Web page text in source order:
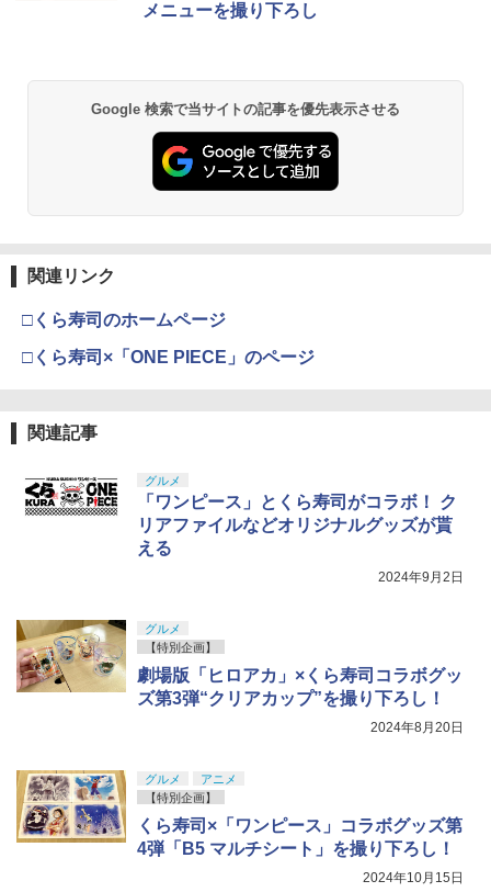
メニューを撮り下ろし
Google 検索で当サイトの記事を優先表示させる
関連リンク
□くら寿司のホームページ
□くら寿司×「ONE PIECE」のページ
関連記事
グルメ
「ワンピース」とくら寿司がコラボ！ ク
リアファイルなどオリジナルグッズが貰
える
2024年9月2日
グルメ
【特別企画】
劇場版「ヒロアカ」×くら寿司コラボグッ
ズ第3弾“クリアカップ”を撮り下ろし！
2024年8月20日
グルメ
アニメ
【特別企画】
くら寿司×「ワンピース」コラボグッズ第
4弾「B5 マルチシート」を撮り下ろし！
2024年10月15日